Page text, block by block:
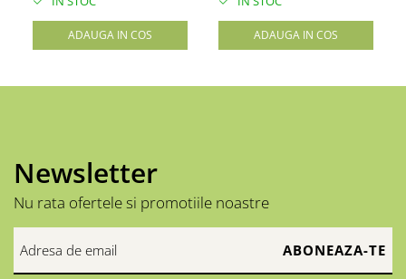
ADAUGA IN COS ADAUGA IN COS
Newsletter
Nu rata ofertele si promotiile noastre